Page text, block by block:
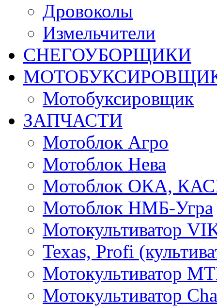
Дровоколы
Измельчители
СНЕГОУБОРЩИКИ
Мотобуксировщик
ЗАПЧАСТИ
Мотоблок Агро
Мотоблок Нева
Мотоблок ОКА,
Мотоблок НМБ-Угра
Мотокультиватор
Texas, Profi
Мотокультиватор
Мотокультиватор